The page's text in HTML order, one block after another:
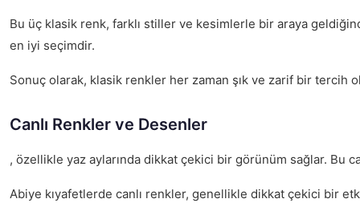
Bu üç klasik renk, farklı stiller ve kesimlerle bir araya
en iyi seçimdir.
Sonuç olarak, klasik renkler her zaman şık ve zarif bir tercih
Canlı Renkler ve Desenler
, özellikle yaz aylarında dikkat çekici bir görünüm sağlar. Bu
Abiye kıyafetlerde canlı renkler, genellikle dikkat çekici bir